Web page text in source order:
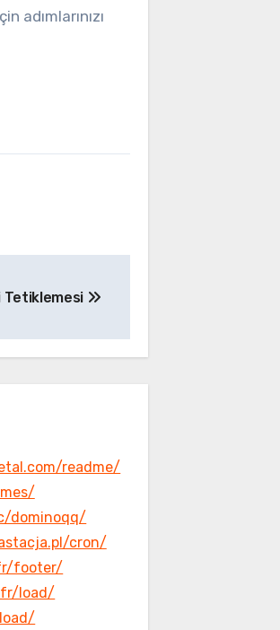
adımlarınızı
Tetiklemesi
readme/
dominoqq/
cron/
footer/
load/